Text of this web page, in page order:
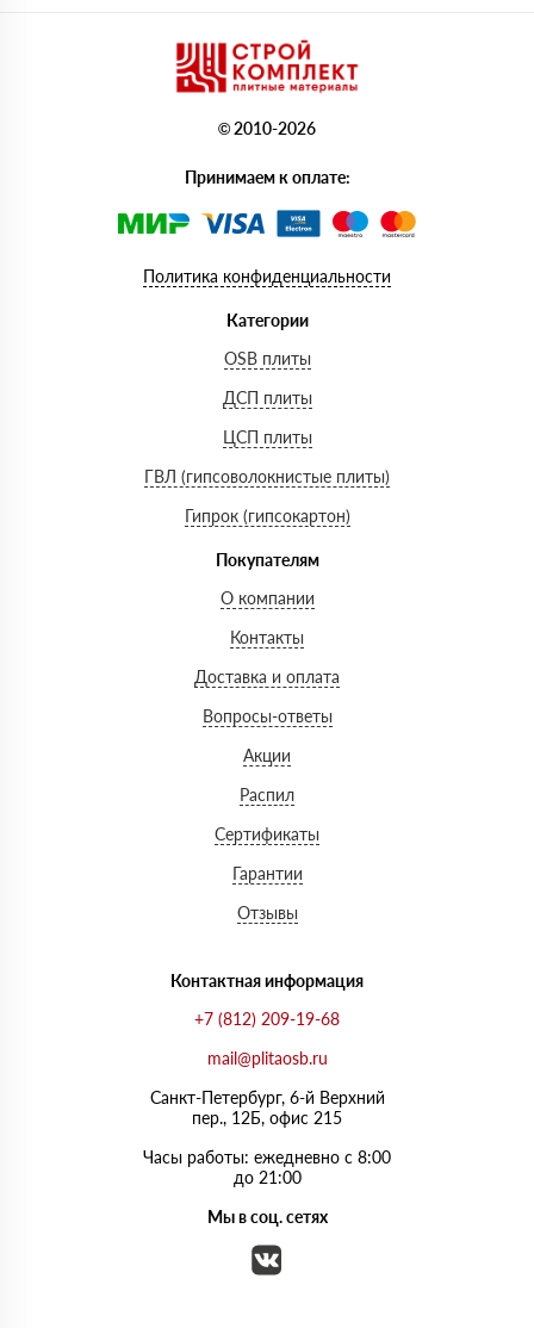
© 2010-2026
Принимаем к оплате:
Политика конфиденциальности
Категории
OSB плиты
ДСП плиты
ЦСП плиты
ГВЛ (гипсоволокнистые плиты)
Гипрок (гипсокартон)
Покупателям
О компании
Контакты
Доставка и оплата
Вопросы-ответы
Акции
Распил
Сертификаты
Гарантии
Отзывы
Контактная информация
+7 (812) 209-19-68
mail@plitaosb.ru
Санкт-Петербург, 6-й Верхний
пер., 12Б, офис 215
Часы работы: ежедневно с 8:00
до 21:00
Мы в соц. сетях